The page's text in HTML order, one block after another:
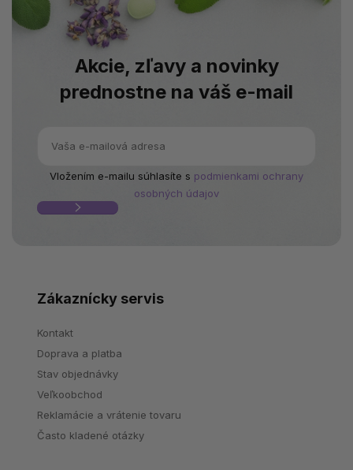
Akcie, zľavy a novinky
prednostne na váš e-mail
Vložením e-mailu súhlasíte s podmienkami ochrany
osobných údajov
Zákaznícky servis
Kontakt
Doprava a platba
Stav objednávky
Veľkoobchod
Reklamácie a vrátenie tovaru
Často kladené otázky